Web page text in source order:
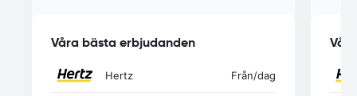
Våra bästa erbjudanden
Hertz Från/dag